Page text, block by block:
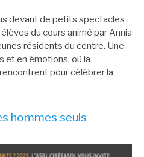
devant de petits spectacles
du cours animé par Annia
résidents du centre. Une
et en émotions, où la
pour célébrer la
hommes seuls